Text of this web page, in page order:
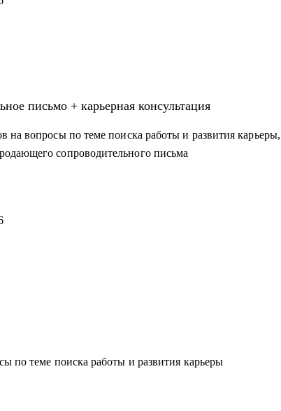
письмо + карьерная консультация
на вопросы по теме поиска работы и развития карьеры,
сопроводительного письма
по теме поиска работы и развития карьеры